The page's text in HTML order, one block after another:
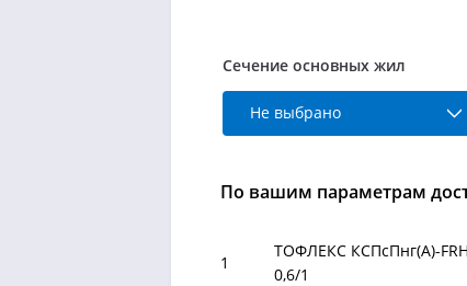
Сечение основных жил
Не выбрано
По вашим параметрам
1
ТОФЛЕКС КСПсПнг(А)-
0,6/1